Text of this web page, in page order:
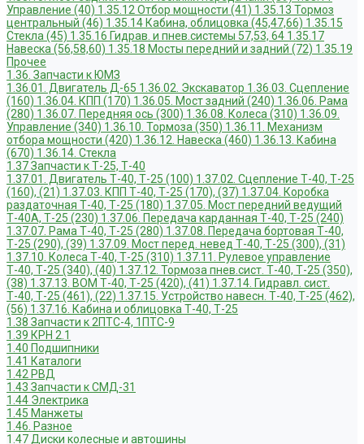
Управление (40) 1.35.12 Отбор мощности (41) 1.35.13 Тормоз
центральный (46) 1.35.14 Кабина, облицовка (45,47,66) 1.35.15
Стекла (45) 1.35.16 Гидрав. и пнев.системы 57,53, 64 1.35.17
Навеска (56,58,60) 1.35.18 Мосты передний и задний (72) 1.35.19
Прочее
1.36. Запчасти к ЮМЗ
1.36.01. Двигатель Д-65 1.36.02. Экскаватор 1.36.03. Сцепление
(160) 1.36.04. КПП (170) 1.36.05. Мост задний (240) 1.36.06. Рама
(280) 1.36.07. Передняя ось (300) 1.36.08. Колеса (310) 1.36.09.
Управление (340) 1.36.10. Тормоза (350) 1.36.11. Механизм
отбора мощности (420) 1.36.12. Навеска (460) 1.36.13. Кабина
(670) 1.36.14. Стекла
1.37 Запчасти к Т-25, Т-40
1.37.01. Двигатель Т-40, Т-25 (100) 1.37.02. Сцепление Т-40, Т-25
(160), (21) 1.37.03. КПП Т-40, Т-25 (170), (37) 1.37.04. Коробка
раздаточная Т-40, Т-25 (180) 1.37.05. Мост передний ведущий
Т-40А, Т-25 (230) 1.37.06. Передача карданная Т-40, Т-25 (240)
1.37.07. Рама Т-40, Т-25 (280) 1.37.08. Передача бортовая Т-40,
Т-25 (290), (39) 1.37.09. Мост перед. невед Т-40, Т-25 (300), (31)
1.37.10. Колеса Т-40, Т-25 (310) 1.37.11. Рулевое управление
Т-40, Т-25 (340), (40) 1.37.12. Тормоза пнев.сист. Т-40, Т-25 (350),
(38) 1.37.13. ВОМ Т-40, Т-25 (420), (41) 1.37.14. Гидравл. сист.
Т-40, Т-25 (461), (22) 1.37.15. Устройство навесн. Т-40, Т-25 (462),
(56) 1.37.16. Кабина и облицовка Т-40, Т-25
1.38 Запчасти к 2ПТС-4, 1ПТС-9
1.39 КРН 2.1
1.40 Подшипники
1.41 Каталоги
1.42 РВД
1.43 Запчасти к СМД-31
1.44 Электрика
1.45 Манжеты
1.46. Разное
1.47 Диски колесные и автошины